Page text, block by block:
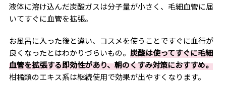
液体に溶け込んだ炭酸ガスは分子量が小さく、毛細血管に届
いてすぐに血管を拡張。
お風呂に入った後と違い、コスメを使うことですぐに血行が
良くなったとはわかりづらいもの。 炭酸は使ってすぐに毛細
血管を拡張する即効性があり、朝のくすみ対策におすすめ。
柑橘類のエキス系は継続使用で効果が出やすくなります。